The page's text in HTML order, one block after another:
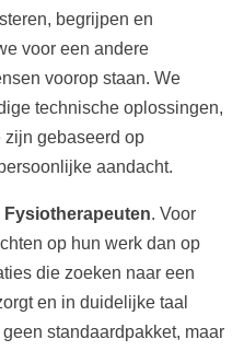
begrijpen en
voor een andere
voorop staan. We
technische oplossingen,
zijn gebaseerd op
aandacht.
Fysiotherapeuten. Voor
op hun werk dan op
die zoeken naar een
en in duidelijke taal
standaardpakket, maar